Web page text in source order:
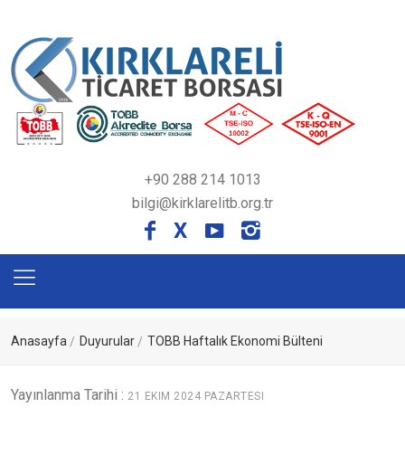
+90 288 214 1013
bilgi@kirklarelitb.org.tr
X
Anasayfa Duyurular TOBB Haftalık Ekonomi Bülteni
Yayınlanma Tarihi : 21 EKIM 2024 PAZARTESI